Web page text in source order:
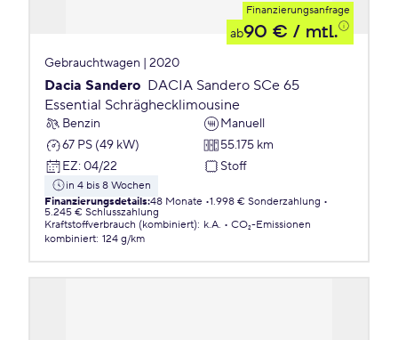
Finanzierungsanfrage
ab90 € / mtl.
Gebrauchtwagen | 2020
Dacia Sandero DACIA Sandero SCe 65
Essential Schräghecklimousine
Benzin
Manuell
67 PS (49 kW)
55.175 km
EZ: 04/22 Stoff
in 4 bis 8 Wochen
Finanzierungsdetails:48 Monate 1.998 € Sonderzahlung
5.245 € Schlusszahlung
Kraftstoffverbrauch (kombiniert): k.A.
CO₂-Emissionen
kombiniert: 124 g/km